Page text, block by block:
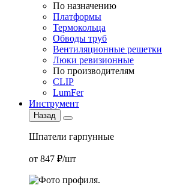
По назначению
Платформы
Термокольца
Обводы труб
Вентиляционные решетки
Люки ревизионные
По производителям
CLIP
LumFer
Инструмент
Назад
Шпатели гарпунные
от 847 ₽/шт